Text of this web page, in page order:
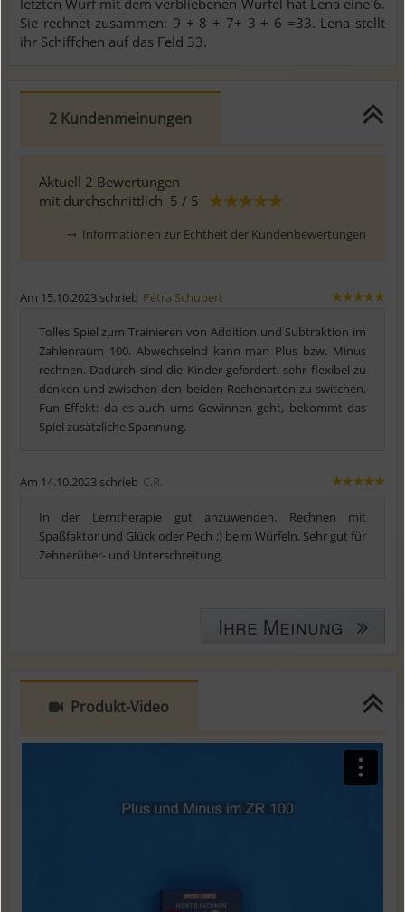
letzten Wurf mit dem verbliebenen Würfel hat Lena eine 6.
Sie rechnet zusammen: 9 + 8 + 7+ 3 + 6 =33. Lena stellt
ihr Schiffchen auf das Feld 33.
2 Kundenmeinungen
Aktuell 2 Bewertungen
mit durchschnittlich 5 / 5
⤍ Informationen zur Echtheit der Kundenbewertungen
Am 15.10.2023 schrieb Petra Schubert
Tolles Spiel zum Trainieren von Addition und Subtraktion im
Zahlenraum 100. Abwechselnd kann man Plus bzw. Minus
rechnen. Dadurch sind die Kinder gefordert, sehr flexibel zu
denken und zwischen den beiden Rechenarten zu switchen.
Fun Effekt: da es auch ums Gewinnen geht, bekommt das
Spiel zusätzliche Spannung.
Am 14.10.2023 schrieb C.R.
In der Lerntherapie gut anzuwenden. Rechnen mit
Spaßfaktor und Glück oder Pech ;) beim Würfeln. Sehr gut für
Zehnerüber- und Unterschreitung.
Ihre Meinung
Produkt-Video